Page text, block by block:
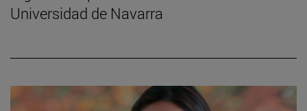
Universidad de Navarra